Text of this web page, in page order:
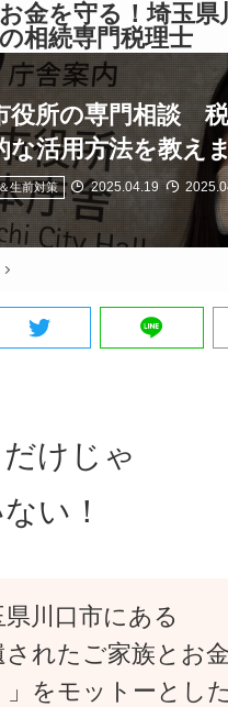
金を守る！埼玉県
の相続専門税理士
役所の専門相談
な活用方法を教え
生前対策 2025.04.19
けじゃ
い！
県川口市にある
されたご家族とお
」をモットーとした